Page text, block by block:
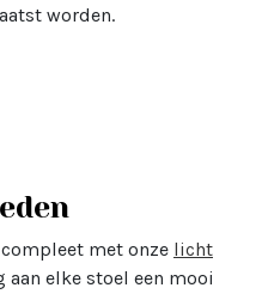
worden.
met onze licht
aan elke stoel een mooi